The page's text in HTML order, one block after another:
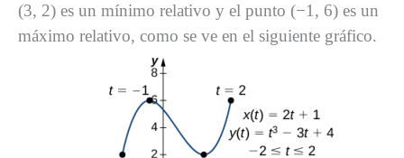
(3, 2) es un mínimo relativo y el punto (−1, 6) es un
máximo relativo, como se ve en el siguiente gráfico.